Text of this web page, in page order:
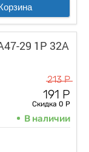
29 1Р 32А
213 Р
191 Р
Скидка 0 Р
В наличии